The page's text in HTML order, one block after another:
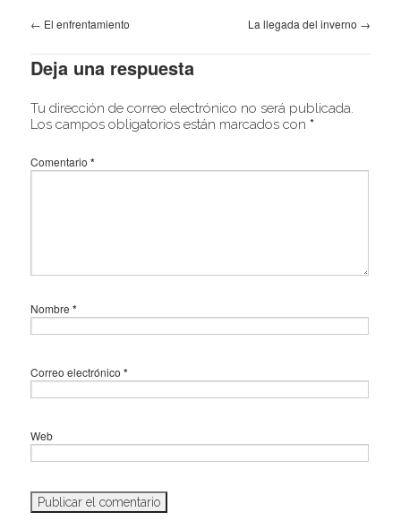
← El enfrentamiento La llegada del inverno →
Deja una respuesta
Tu dirección de correo electrónico no será publicada.
Los campos obligatorios están marcados con *
Comentario *
Nombre *
Correo electrónico *
Web